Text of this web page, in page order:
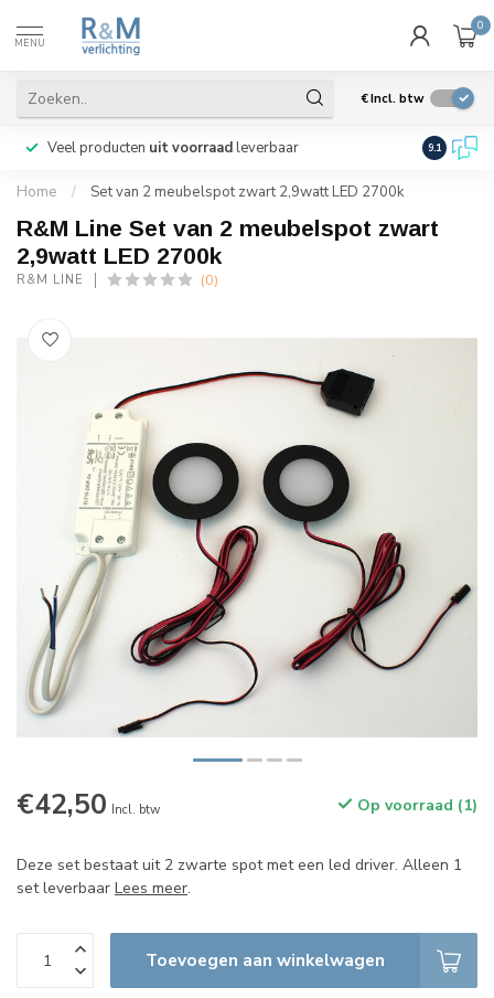
MENU
0
€Incl. btw
Veel producten uit voorraadleverbaar Wij
9.1
Home / Set van 2 meubelspot zwart 2,9watt LED 2700k
R&M Line Set van 2 meubelspot zwart
2,9watt LED 2700k
R&M LINE (0)
€42,50 Incl. btw Op voorraad (1)
Deze set bestaat uit 2 zwarte spot met een led driver. Alleen 1
set leverbaar Lees meer.
Toevoegen aan winkelwagen